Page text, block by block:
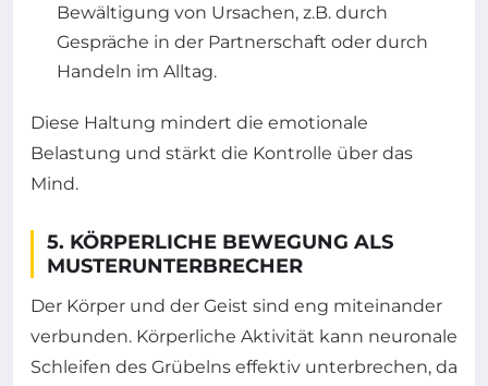
Bewältigung von Ursachen, z.B. durch
Gespräche in der Partnerschaft oder durch
Handeln im Alltag.
Diese Haltung mindert die emotionale
Belastung und stärkt die Kontrolle über das
Mind.
5. KÖRPERLICHE BEWEGUNG ALS
MUSTERUNTERBRECHER
Der Körper und der Geist sind eng miteinander
verbunden. Körperliche Aktivität kann neuronale
Schleifen des Grübelns effektiv unterbrechen, da